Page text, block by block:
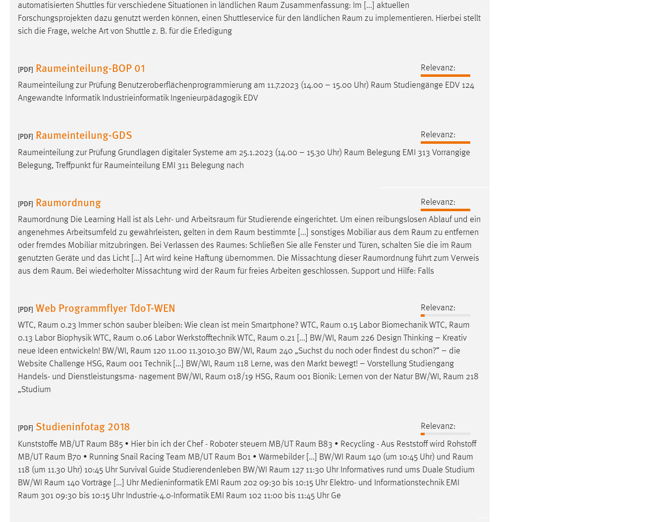
automatisierten Shuttles für verschiedene Situationen in ländlichen Raum Zusammenfassung: Im [...] aktuellen
Forschungsprojekten dazu genutzt werden können, einen Shuttleservice für den ländlichen Raum zu implementieren. Hierbei stellt
sich die Frage, welche Art von Shuttle z. B. für die Erledigung
[PDF] Raumeinteilung-BOP 01
Relevanz:
Raumeinteilung zur Prüfung Benutzeroberflächenprogrammierung am 11.7.2023 (14.00 – 15.00 Uhr) Raum Studiengänge EDV 124
Angewandte Informatik Industrieinformatik Ingenieurpädagogik EDV
[PDF] Raumeinteilung-GDS
Relevanz:
Raumeinteilung zur Prüfung Grundlagen digitaler Systeme am 25.1.2023 (14.00 – 15.30 Uhr) Raum Belegung EMI 313 Vorrangige
Belegung, Treffpunkt für Raumeinteilung EMI 311 Belegung nach
[PDF] Raumordnung
Relevanz:
Raumordnung Die Learning Hall ist als Lehr- und Arbeitsraum für Studierende eingerichtet. Um einen reibungslosen Ablauf und ein
angenehmes Arbeitsumfeld zu gewährleisten, gelten in dem Raum bestimmte [...] sonstiges Mobiliar aus dem Raum zu entfernen
oder fremdes Mobiliar mitzubringen. Bei Verlassen des Raumes: Schließen Sie alle Fenster und Türen, schalten Sie die im Raum
genutzten Geräte und das Licht [...] Art wird keine Haftung übernommen. Die Missachtung dieser Raumordnung führt zum Verweis
aus dem Raum. Bei wiederholter Missachtung wird der Raum für freies Arbeiten geschlossen. Support und Hilfe: Falls
[PDF] Web Programmflyer TdoT-WEN
Relevanz:
WTC, Raum 0.23 Immer schön sauber bleiben: Wie clean ist mein Smartphone? WTC, Raum 0.15 Labor Biomechanik WTC, Raum
0.13 Labor Biophysik WTC, Raum 0.06 Labor Werkstofftechnik WTC, Raum 0.21 [...] BW/WI, Raum 226 Design Thinking – Kreativ
neue Ideen entwickeln! BW/WI, Raum 120 11.00 11.3010.30 BW/WI, Raum 240 „Suchst du noch oder findest du schon?“ – die
Website Challenge HSG, Raum 001 Technik [...] BW/WI, Raum 118 Lerne, was den Markt bewegt! – Vorstellung Studiengang
Handels- und Dienstleistungsma- nagement BW/WI, Raum 018/19 HSG, Raum 001 Bionik: Lernen von der Natur BW/WI, Raum 218
„Studium
[PDF] Studieninfotag 2018
Relevanz:
Kunststoffe MB/UT Raum B85 • Hier bin ich der Chef - Roboter steuern MB/UT Raum B83 • Recycling - Aus Reststoff wird Rohstoff
MB/UT Raum B70 • Running Snail Racing Team MB/UT Raum B01 • Wärmebilder [...] BW/WI Raum 140 (um 10:45 Uhr) und Raum
118 (um 11.30 Uhr) 10:45 Uhr Survival Guide Studierendenleben BW/WI Raum 127 11:30 Uhr Informatives rund ums Duale Studium
BW/WI Raum 140 Vorträge [...] Uhr Medieninformatik EMI Raum 202 09:30 bis 10:15 Uhr Elektro- und Informationstechnik EMI
Raum 301 09:30 bis 10:15 Uhr Industrie-4.0-Informatik EMI Raum 102 11:00 bis 11:45 Uhr Ge
Jahre, MIBEW_UserID = 1 Jahr
der Website einloggen zu können.
STATISTIK
Statistik Cookies erfassen Informationen anonym.
Name: _pk_ref, _pk_cvar, _pk_id, _pk_ses
Zweck: Zugriffsstatistik
Cookie Laufzeit: Max. 13 Monate
MARKETING
Marketing Cookies werden von Drittanbietern
verwendet, um personalisierte Werbung anzuzeigen.
Sie tun dies, indem sie Besucher über Websites
hinweg verfolgen.
Google Ads
Anbieter:
Zweck: Conversion-Tracking
Cookie Laufzeit: 3 Monate
Facebook Pixel